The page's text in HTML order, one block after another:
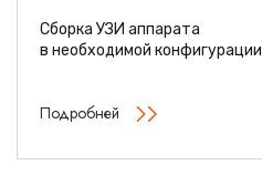
Сборка УЗИ аппарата
в необходимой конфигурации
Подробней